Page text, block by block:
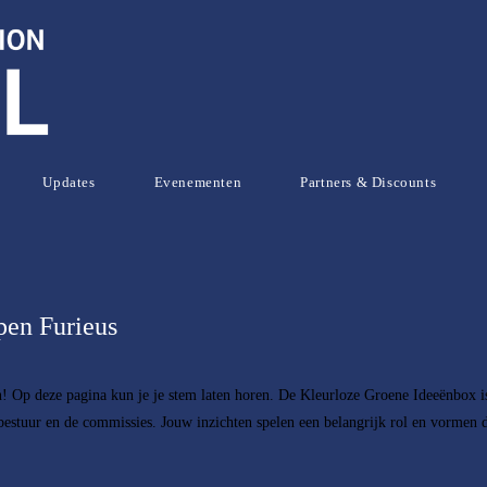
Updates Evenementen Partners & Discounts
Furieus
Op deze pagina kun je je stem laten horen. De Kleurloze Groene Ideeënbox
en de commissies. Jouw inzichten spelen een belangrijk rol en vormen